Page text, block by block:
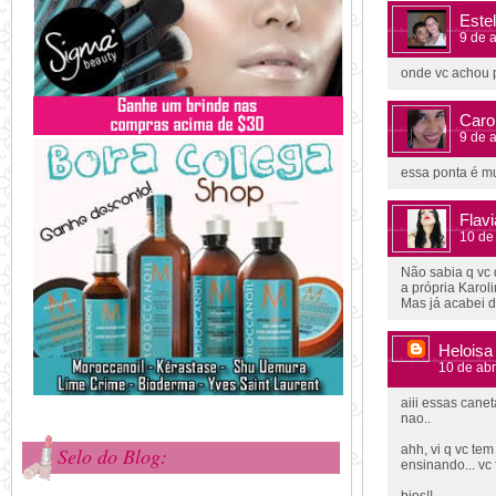
9 de
onde vc achou
9 de
essa ponta é
10
Não sabia q
a própria
Mas já acabei
Heloisa
10 de
aiii essas
nao..
ahh, vi q vc
ensinando... vc
Selo do Blog: